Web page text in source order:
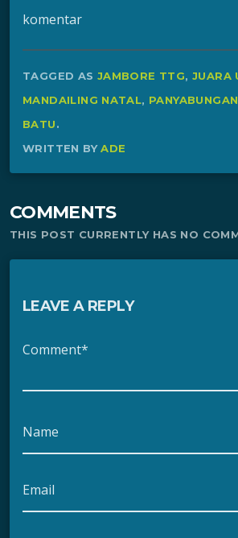
komentar
TAGGED AS JAMBORE TTG, JUARA
MANDAILING NATAL,
BATU.
WRITTEN BYADE
COMMENTS
THIS POST CURRENTLY HAS NO
LEAVE A REPLY
Comment*
Name
Email